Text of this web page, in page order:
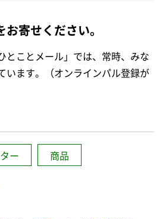
お寄せください。
とことメール」では、常時、みな
います。（オンラインパル登録が
ー 商品